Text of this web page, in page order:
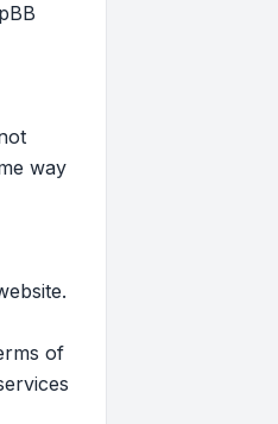
way
of